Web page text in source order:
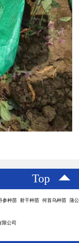
Top
参种苗 射干种苗 何首乌种苗 蒲公
限公司